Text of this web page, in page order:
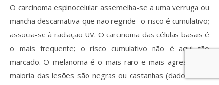
O carcinoma espinocelular assemelha-se a uma verruga ou
mancha descamativa que não regride- o risco é cumulativo;
associa-se à radiação UV. O carcinoma das células basais é
o mais frequente; o risco cumulativo não é aqui tão
marcado. O melanoma é o mais raro e mais agressivo: a
maioria das lesões são negras ou castanhas (dado terem